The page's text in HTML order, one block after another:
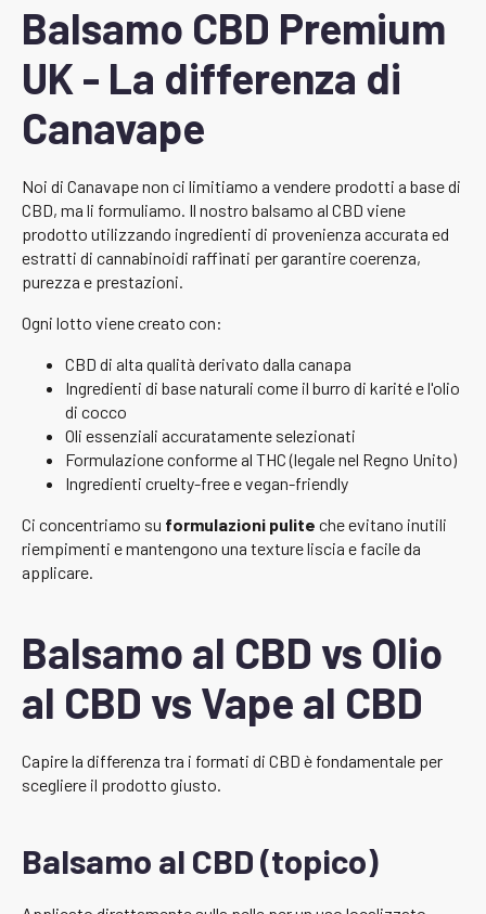
Balsamo CBD Premium
UK - La differenza di
Canavape
Noi di Canavape non ci limitiamo a vendere prodotti a base di
CBD, ma li formuliamo. Il nostro balsamo al CBD viene
prodotto utilizzando ingredienti di provenienza accurata ed
estratti di cannabinoidi raffinati per garantire coerenza,
purezza e prestazioni.
Ogni lotto viene creato con:
CBD di alta qualità derivato dalla canapa
Ingredienti di base naturali come il burro di karité e l'olio
di cocco
Oli essenziali accuratamente selezionati
Formulazione conforme al THC (legale nel Regno Unito)
Ingredienti cruelty-free e vegan-friendly
Ci concentriamo su formulazioni pulite che evitano inutili
riempimenti e mantengono una texture liscia e facile da
applicare.
Balsamo al CBD vs Olio
al CBD vs Vape al CBD
Capire la differenza tra i formati di CBD è fondamentale per
scegliere il prodotto giusto.
Balsamo al CBD (topico)